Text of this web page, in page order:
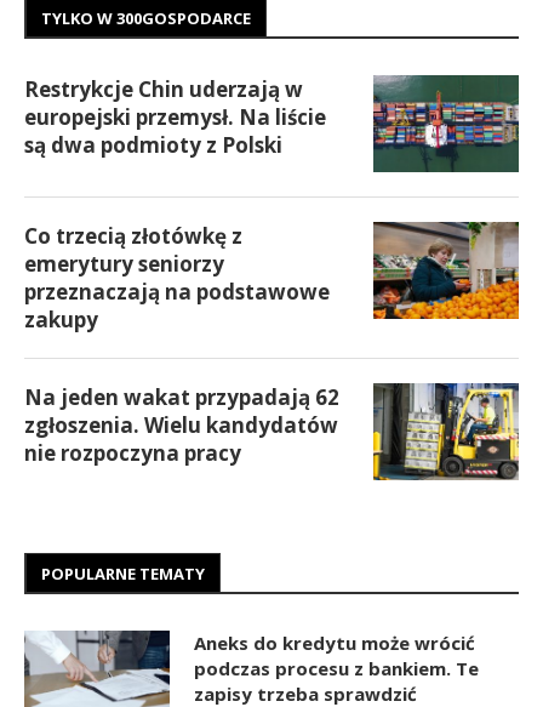
TYLKO W 300GOSPODARCE
Restrykcje Chin uderzają w
europejski przemysł. Na liście
są dwa podmioty z Polski
Co trzecią złotówkę z
emerytury seniorzy
przeznaczają na podstawowe
zakupy
Na jeden wakat przypadają 62
zgłoszenia. Wielu kandydatów
nie rozpoczyna pracy
POPULARNE TEMATY
Aneks do kredytu może wrócić
podczas procesu z bankiem. Te
zapisy trzeba sprawdzić